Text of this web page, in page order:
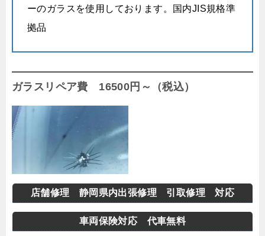
ーのガラスを使用しております。国内JIS規格準
拠品
ガラスリペア費 16500円～（税込）
店舗修理 静岡県内出張修理 引取修理 対応
車両保険対応 代車無料